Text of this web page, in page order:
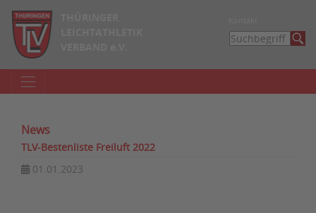
News
TLV-Bestenliste Freiluft 2022
01.01.2023